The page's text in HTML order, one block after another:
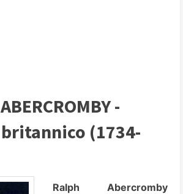
-
(1734-
Ralph Abercromby